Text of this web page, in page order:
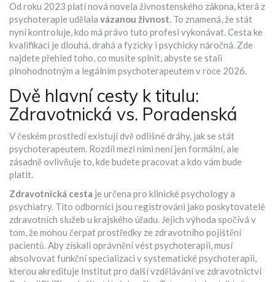
Od roku 2023 platí nová novela živnostenského zákona, která z
psychoterapie udělala vázanou živnost. To znamená, že stát
nyní kontroluje, kdo má právo tuto profesi vykonávat. Cesta ke
kvalifikaci je dlouhá, drahá a fyzicky i psychicky náročná. Zde
najdete přehled toho, co musíte splnit, abyste se stali
plnohodnotným a legálním psychoterapeutem v roce 2026.
Dvě hlavní cesty k titulu:
Zdravotnická vs. Poradenská
V českém prostředí existují dvě odlišné dráhy, jak se stát
psychoterapeutem. Rozdíl mezi nimi není jen formální, ale
zásadně ovlivňuje to, kde budete pracovat a kdo vám bude
platit.
Zdravotnická cesta je určena pro klinické psychology a
psychiatry. Tito odborníci jsou registrováni jako poskytovatelé
zdravotních služeb u krajského úřadu. Jejich výhoda spočívá v
tom, že mohou čerpat prostředky ze zdravotního pojištění
pacientů. Aby získali oprávnění vést psychoterapii, musí
absolvovat funkční specializaci v systematické psychoterapii,
kterou akredituje Institut pro další vzdělávání ve zdravotnictví